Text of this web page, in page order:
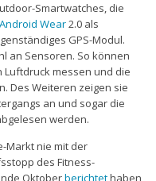
Smartwatches, die
Android Wear2.0 als
GPS-Modul.
an Sensoren. So können
messen und die
Des Weiteren zeigen sie
an und sogar die
werden.
Markt nie mit der
des Fitness-
Oktoberberichtethaben,